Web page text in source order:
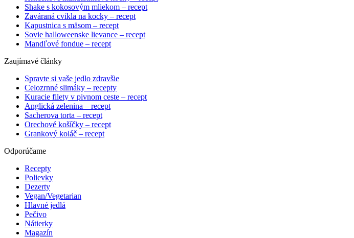
Shake s kokosovým mliekom – recept
Zaváraná cvikla na kocky – recept
Kapustnica s mäsom – recept
Sovie halloweenske lievance – recept
Mandľové fondue – recept
Zaujímavé články
Spravte si vaše jedlo zdravšie
Celozrnné slimáky – recepty
Kuracie filety v pivnom ceste – recept
Anglická zelenina – recept
Sacherova torta – recept
Orechové košíčky – recept
Grankový koláč – recept
Odporúčame
Recepty
Polievky
Dezerty
Vegan/Vegetarian
Hlavné jedlá
Pečivo
Nátierky
Magazín